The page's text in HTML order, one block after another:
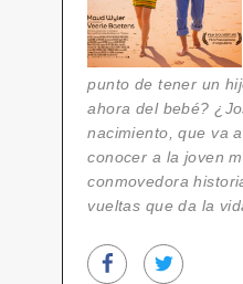
punto de tener un
ahora del bebé?
nacimiento, que va
conocer a la joven
conmovedora
vueltas que da la